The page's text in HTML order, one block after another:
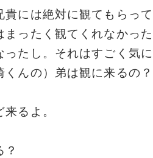
貴には絶対に観てもらって
まったく観てくれなかった
ったし。それはすごく気に
んの）弟は観に来るの？
るよ。
？